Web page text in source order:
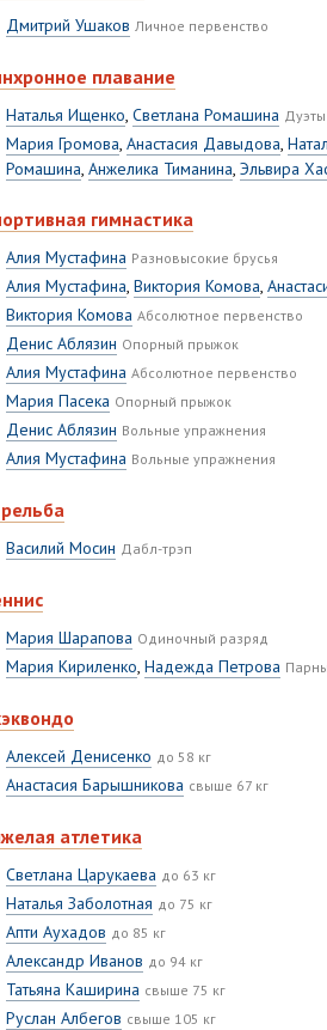
Дмитрий Ушаков Личное первенство
плавание
Наталья Ищенко, Светлана Ромашина Дуэты
Мария Громова, Анастасия Давыдова,
Ромашина, Анжелика Тиманина, Эльвира
гимнастика
Алия Мустафина Разновысокие брусья
Алия Мустафина, Виктория Комова,
Виктория Комова Абсолютное первенство
Денис Аблязин Опорный прыжок
Алия Мустафина Абсолютное первенство
Мария Пасека Опорный прыжок
Денис Аблязин Вольные упражнения
Алия Мустафина Вольные упражнения
Василий Мосин Дабл-трэп
Мария Шарапова Одиночный разряд
Мария Кириленко, Надежда Петрова
Алексей Денисенко до 58 кг
Анастасия Барышникова свыше 67 кг
атлетика
Светлана Царукаева до 63 кг
Наталья Заболотная до 75 кг
Апти Аухадов до 85 кг
Александр Иванов до 94 кг
Татьяна Каширина свыше 75 кг
Руслан Албегов свыше 105 кг